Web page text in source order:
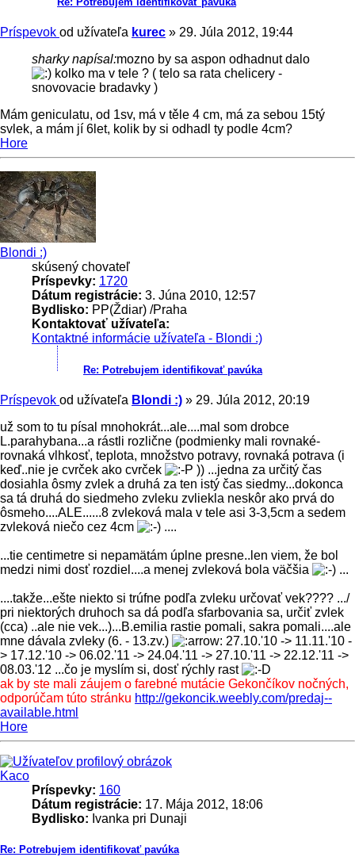
Príspevok od užívateľa kurec » 29. Júla 2012, 19:44
sharky napísal:mozno by sa aspon odhadnut dalo
kolko ma v tele ? ( telo sa rata chelicery -
snovovacie bradavky )
Mám geniculatu, od 1sv, má v těle 4 cm, má za sebou 15tý
svlek, a mám jí 6let, kolik by si odhadl ty podle 4cm?
Hore
Blondi :)
skúsený chovateľ
Príspevky: 1720
Dátum registrácie: 3. Júna 2010, 12:57
Bydlisko: PP(Ždiar) /Praha
Kontaktovať užívateľa:
Kontaktné informácie užívateľa - Blondi :)
Re: Potrebujem identifikovať pavúka
Príspevok od užívateľa Blondi :) » 29. Júla 2012, 20:19
už som to tu písal mnohokrát...ale....mal som drobce
L.parahybana...a rástli rozlične (podmienky mali rovnaké-
rovnaká vlhkosť, teplota, množstvo potravy, rovnaká potrava (i
keď..nie je cvrček ako cvrček
)) ...jedna za určitý čas
dosiahla ôsmy zvlek a druhá za ten istý čas siedmy...dokonca
sa tá druhá do siedmeho zvleku zvliekla neskôr ako prvá do
ôsmeho....ALE......8 zvleková mala v tele asi 3-3,5cm a sedem
zvleková niečo cez 4cm
....
...tie centimetre si nepamätám úplne presne..len viem, že bol
medzi nimi dosť rozdiel....a menej zvleková bola väčšia
...
....takže...ešte niekto si trúfne podľa zvleku určovať vek???? .../
pri niektorých druhoch sa dá podľa sfarbovania sa, určiť zvlek
(cca) ..ale nie vek...)...B.emilia rastie pomali, sakra pomali....ale
mne dávala zvleky (6. - 13.zv.)
27.10.'10 -> 11.11.'10 -
> 17.12.'10 -> 06.02.'11 -> 24.04.'11 -> 27.10.'11 -> 22.12.'11 ->
08.03.'12 ...čo je myslím si, dosť rýchly rast
ak by ste mali záujem o farebné mutácie Gekončíkov nočných,
odporúčam túto stránku http://gekoncik.weebly.com/predaj--
available.html
Hore
Kaco
Príspevky: 160
Dátum registrácie: 17. Mája 2012, 18:06
Bydlisko: Ivanka pri Dunaji
Re: Potrebujem identifikovať pavúka